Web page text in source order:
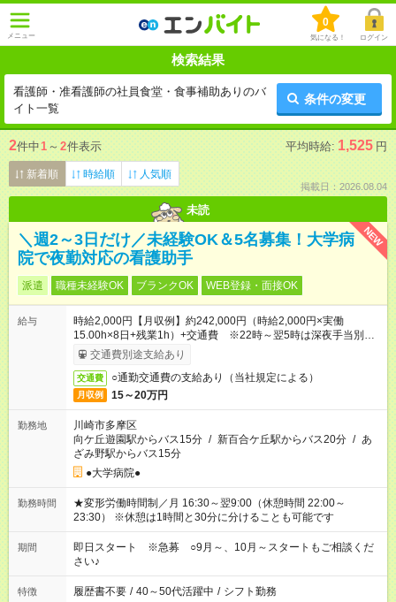
メニュー
0
気になる！ ログイン
検索結果
看護師・准看護師の社員食堂・食事補助ありのバ
イト一覧
条件の変更
2件中1 ～ 2件表示 平均時給: 1,525 円
新着順 時給順 人気順
掲載日：2026.08.04
未読
NEW
＼週2～3日だけ／未経験OK＆5名募集！大学病
院で夜勤対応の看護助手
派遣 職種未経験OK ブランクOK WEB登録・面接OK
給与
時給2,000円【月収例】約242,000円（時給2,000円×実働
15.00h×8日+残業1h）+交通費 ※22時～翌5時は深夜手当別途
あり交通費別途支給あり
交通費 ○通勤交通費の支給あり（当社規定による）
月収例 15～20万円
勤務地
川崎市多摩区
向ケ丘遊園駅からバス15分 / 新百合ケ丘駅からバス20分 / あ
ざみ野駅からバス15分
●大学病院●
勤務時間
★変形労働時間制／月 16:30～翌9:00（休憩時間 22:00～
23:30） ※休憩は1時間と30分に分けることも可能です
期間
即日スタート ※急募 ○9月～、10月～スタートもご相談くだ
さい♪
特徴 履歴書不要 / 40～50代活躍中 / シフト勤務